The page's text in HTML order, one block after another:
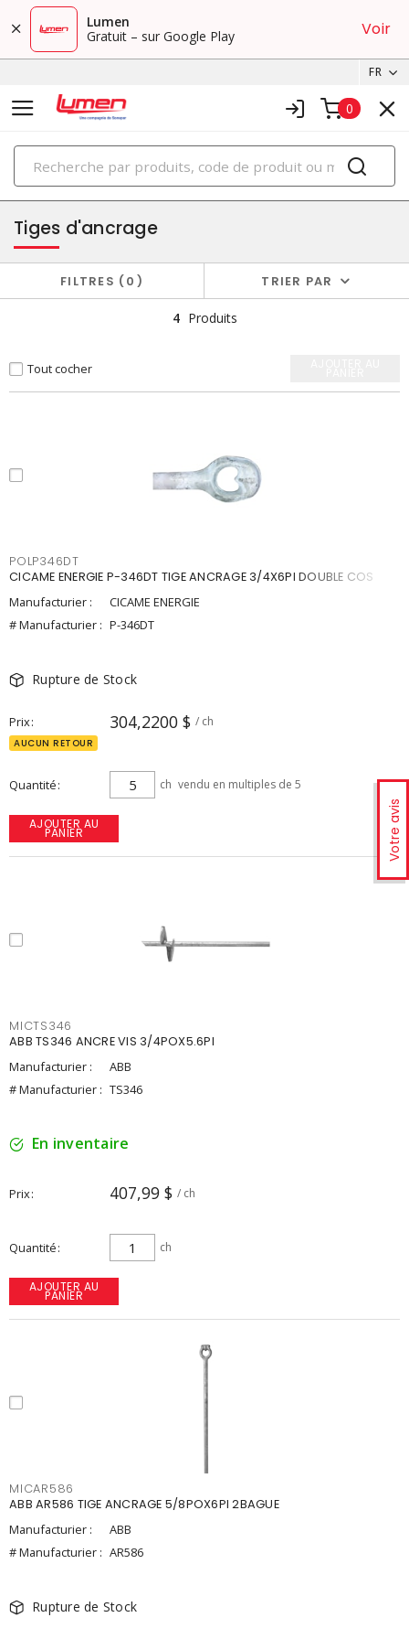
Lumen
Gratuit – sur Google Play
Voir
FR
0
PRODUITS
ancrages et raccords pour compagnies de services publics
Votre avis
Tiges d'ancrage
FILTRES 0 TRIER PAR
4 Produits
Tout cocher
POLP346DT
CICAME ENERGIE P-346DT TIGE ANCRAGE 3/4X6PI DOUBLE COS
Manufacturier :
CICAME ENERGIE
# Manufacturier : P-346DT
Rupture de Stock
Prix 304,2200 $ / ch
AUCUN RETOUR
Quantité ch vendu en multiples de 5
AJOUTER AU
PANIER
MICTS346
ABB TS346 ANCRE VIS 3/4POX5.6PI
Manufacturier :
ABB
# Manufacturier : TS346
En inventaire
Prix 407,99 $ / ch
Quantité ch
AJOUTER AU
PANIER
MICAR586
ABB AR586 TIGE ANCRAGE 5/8POX6PI 2BAGUE
Manufacturier :
ABB
# Manufacturier : AR586
Rupture de Stock